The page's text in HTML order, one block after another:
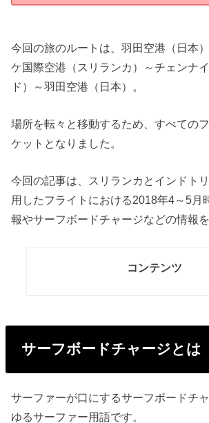
今回の旅のルートは、羽田空港（日本
ケ国際空港（スリランカ）～チェンナ
ド）～羽田空港（日本）。
場所を転々と移動するため、すべての
ケットとなりました。
今回の記事は、スリランカとインドト
用したフライトにおける2018年4～5月
報やサーフボードチャージなどの情報
コンテンツ
サーフボードチャージとは
サーファーが口にするサーフボードチ
ゆるサーファー用語です。